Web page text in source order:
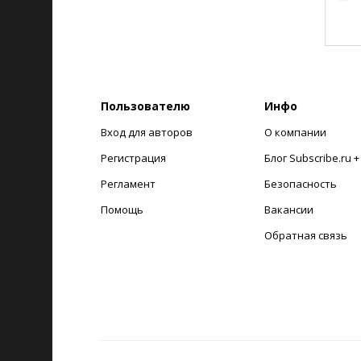
Пользователю
Вход для авторов
Регистрация
Регламент
Помощь
Инфо
О компании
Блог Subscribe.ru +
Безопасность
Вакансии
Обратная связь